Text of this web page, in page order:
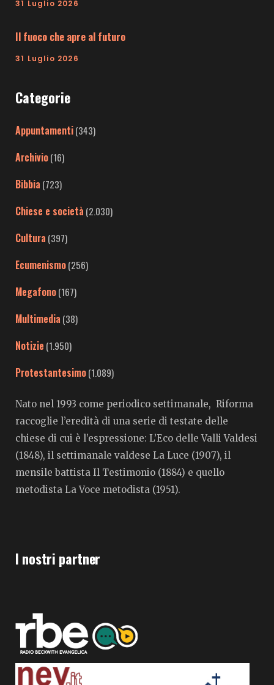
31 Luglio 2026
Il fuoco che apre al futuro
31 Luglio 2026
Categorie
Appuntamenti(343)
Archivio(16)
Bibbia (723)
Chiese e società (2.030)
Cultura (397)
Ecumenismo(256)
Megafono(167)
Multimedia (38)
Notizie (1.950)
Protestantesimo(1.089)
Nato nel 1993 come periodico settimanale, Riforma
raccoglie l’eredità di una serie di testate delle
chiese di cui è l’espressione: L’Eco delle Valli Valdesi
(1848), il settimanale valdese La Luce (1907), il
mensile battista Il Testimonio (1884) e quello
metodista La Voce metodista (1951).
I nostri partner